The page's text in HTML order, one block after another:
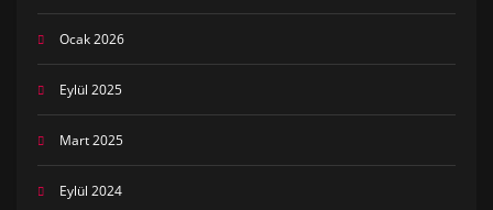
Ocak 2026
Eylül 2025
Mart 2025
Eylül 2024